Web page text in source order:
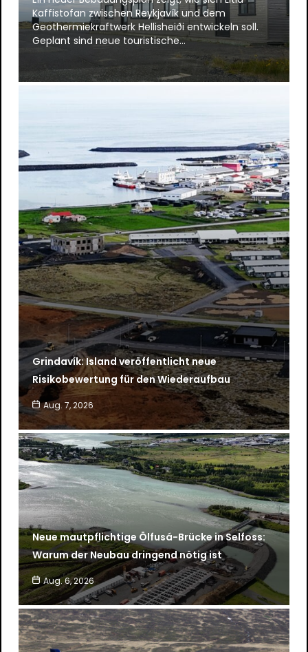
Kaffistofan zwischen Reykjavík und dem
Geothermiekraftwerk Hellisheiði entwickeln soll.
Geplant sind neue touristische…
Grindavík: Island veröffentlicht neue
Risikobewertung für den Wiederaufbau
Aug. 7, 2026
Neue mautpflichtige Ölfusá-Brücke in Selfoss:
Warum der Neubau dringend nötig ist
Aug. 6, 2026